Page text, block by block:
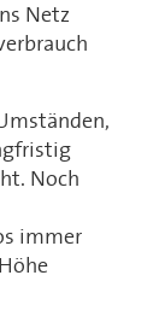
Netz
Noch
immer